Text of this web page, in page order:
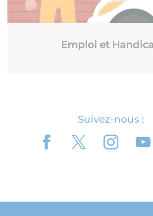
Emploi et
Suivez-nous :